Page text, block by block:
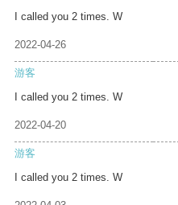
I called you 2 times. W
2022-04-26
游客
I called you 2 times. W
2022-04-20
游客
I called you 2 times. W